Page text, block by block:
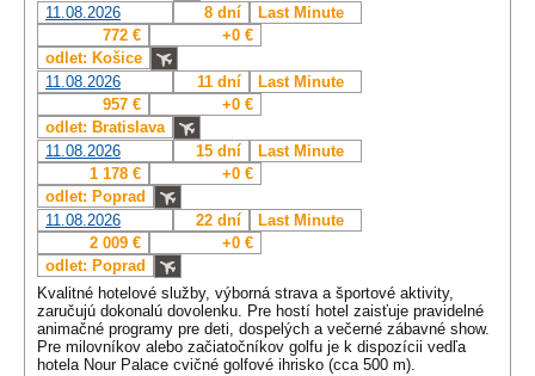
11.08.2026 8 dní
Last Minute
772 €
+0 €
odlet: Košice
11.08.2026
11 dní
Last Minute
957 €
+0 €
odlet: Bratislava
11.08.2026
15 dní
Last Minute
1 178 €
+0 €
odlet: Poprad
11.08.2026
22 dní
Last Minute
2 009 €
+0 €
odlet: Poprad
Kvalitné hotelové služby, výborná strava a športové aktivity,
zaručujú dokonalú dovolenku. Pre hostí hotel zaisťuje pravidelné
animačné programy pre deti, dospelých a večerné zábavné show.
Pre milovníkov alebo začiatočníkov golfu je k dispozícii vedľa
hotela Nour Palace cvičné golfové ihrisko (cca 500 m).